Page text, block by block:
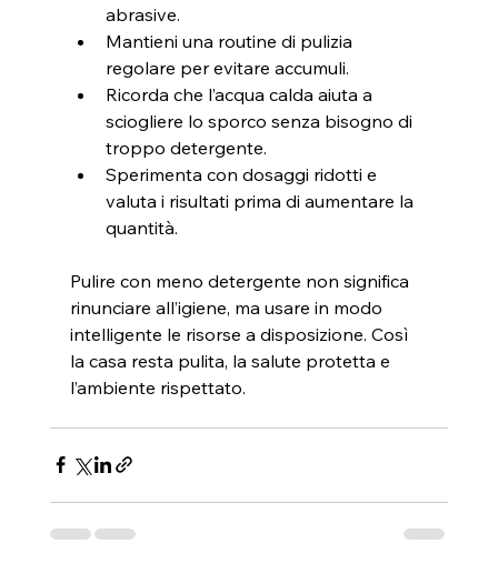
abrasive.
Mantieni una routine di pulizia
regolare per evitare accumuli.
Ricorda che l’acqua calda aiuta a
sciogliere lo sporco senza bisogno di
troppo detergente.
Sperimenta con dosaggi ridotti e
valuta i risultati prima di aumentare la
quantità.
Pulire con meno detergente non significa
rinunciare all’igiene, ma usare in modo
intelligente le risorse a disposizione. Così
la casa resta pulita, la salute protetta e
l’ambiente rispettato.